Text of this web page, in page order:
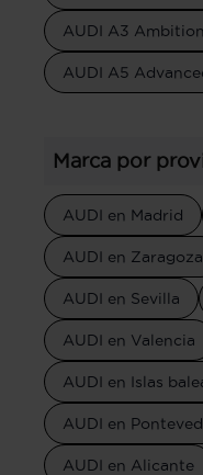
AUDI A3
AUDI A5
Marca por
AUDI en Madrid
AUDI en Zaragoza
AUDI en Sevilla
AUDI en Valencia
AUDI en Islas
AUDI en
AUDI en Alicante